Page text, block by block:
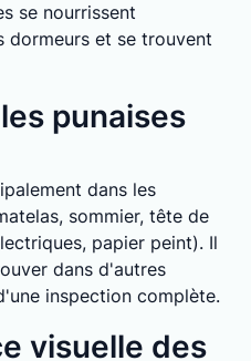
se nourrissent
dormeurs et se trouvent
punaises
dans les
sommier, tête de
papier peint). Il
dans d'autres
inspection complète.
visuelle des